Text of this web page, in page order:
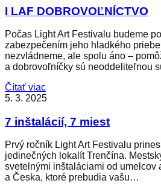
I LAF DOBROVOĽNÍCTVO
Počas Light Art Festivalu budeme
zabezpečením jeho hladkého
nezvládneme, ale spolu áno –
a dobrovoľníčky sú neoddeliteľnou
Čítať viac
5. 3. 2025
7 inštalácií, 7 miest
Prvý ročník Light Art Festivalu
jedinečných lokalít Trenčína.
svetelnými inštaláciami od umelcov
a Česka, ktoré prebudia vašu…